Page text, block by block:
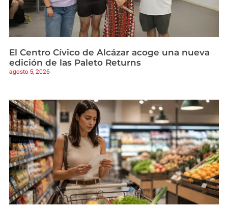
El Centro Cívico de Alcázar acoge una nueva
edición de las Paleto Returns
agosto 5, 2026